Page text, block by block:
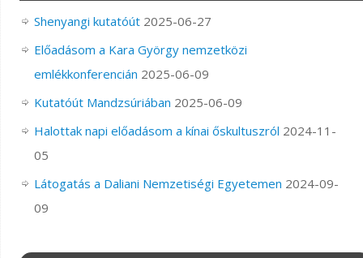
Shenyangi kutatóút 2025-06-27
Előadásom a Kara György nemzetközi
emlékkonferencián 2025-06-09
Kutatóút Mandzsúriában 2025-06-09
Halottak napi előadásom a kínai őskultuszról 2024-11-
05
Látogatás a Daliani Nemzetiségi Egyetemen 2024-09-
09